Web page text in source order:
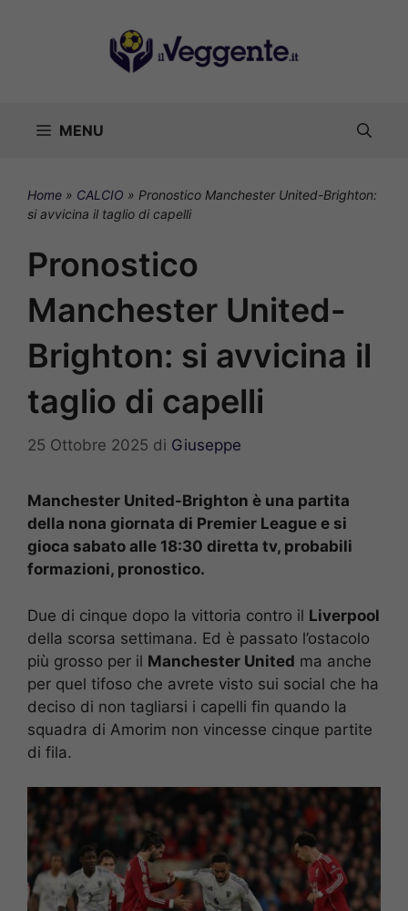
MENU
Home » CALCIO » Pronostico Manchester United-Brighton:
si avvicina il taglio di capelli
Pronostico
Manchester United-
Brighton: si avvicina il
taglio di capelli
25 Ottobre 2025 di Giuseppe
Manchester United-Brighton è una partita
della nona giornata di Premier League e si
gioca sabato alle 18:30 diretta tv, probabili
formazioni, pronostico.
Due di cinque dopo la vittoria contro il Liverpool
della scorsa settimana. Ed è passato l’ostacolo
più grosso per il Manchester United ma anche
per quel tifoso che avrete visto sui social che ha
deciso di non tagliarsi i capelli fin quando la
squadra di Amorim non vincesse cinque partite
di fila.